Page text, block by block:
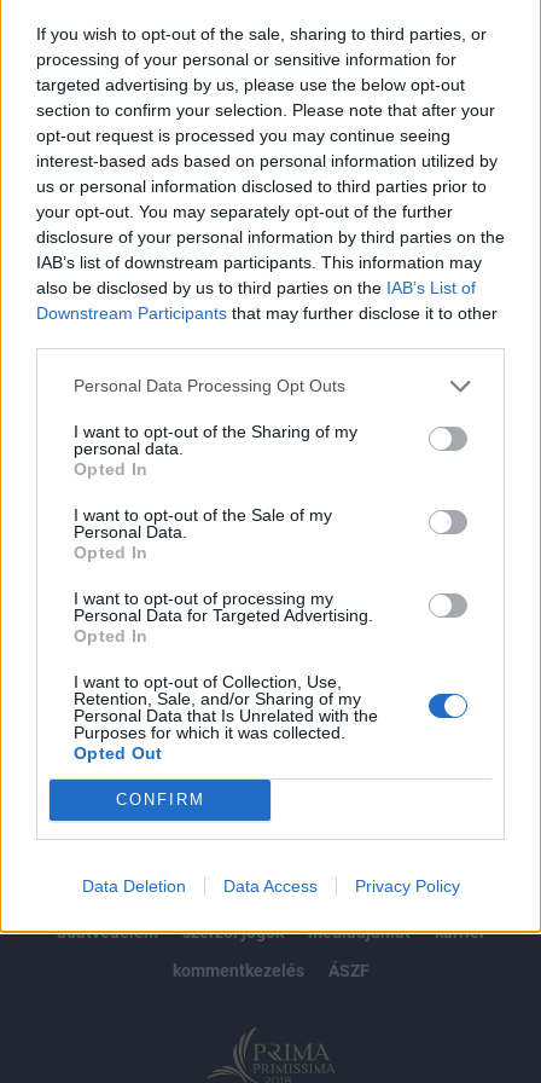
If you wish to opt-out of the sale, sharing to third parties, or
processing of your personal or sensitive information for
targeted advertising by us, please use the below opt-out
section to confirm your selection. Please note that after your
opt-out request is processed you may continue seeing
interest-based ads based on personal information utilized by
us or personal information disclosed to third parties prior to
your opt-out. You may separately opt-out of the further
disclosure of your personal information by third parties on the
IAB’s list of downstream participants. This information may
also be disclosed by us to third parties on the IAB’s List of
Downstream Participants that may further disclose it to other
Personal Data Processing Opt Outs
I want to opt-out of the Sharing of my
personal data.
Opted In
I want to opt-out of the Sale of my
Personal Data.
Opted In
I want to opt-out of processing my
Personal Data for Targeted Advertising.
Opted In
I want to opt-out of Collection, Use,
Retention, Sale, and/or Sharing of my
Personal Data that Is Unrelated with the
Purposes for which it was collected.
Opted Out
CONFIRM
Data Deletion Data Access Privacy Policy
A részesedésből 8,757,362 db részvény (a MOL reggeli
bejelentésével összhangban) értékpapír-kölcsönzési
szerződés keretében került a bank birtokába. A közlemény
szerint a szerződéssel az OTP célja egy új üzletág
kifejlesztése, azonban a bejelentés ezzel kapcsolatban
semmilyen konkrétumot nem említ.
KEDVES OLVASÓNK!
A keresett cikk a portfolio.hu hírarchívumához
tartozik, melynek olvasása előfizetéses
regisztrációhoz kötött.
Az előfizetés a következőket tartalmazza:
Portfolio.hu teljes cikkarchívum
kötéslistái
impresszum
jogi nyilatkozat
süti beállítások
adatvédelem
szerzői jogok médiaajánlat
karrier
kommentkezelés
ÁSZF